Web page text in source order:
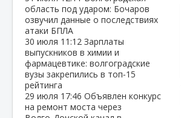
область под ударом: Бочаров
озвучил данные о последствиях
атаки БПЛА
30 июля 11:12 Зарплаты
выпускников в химии и
фармацевтике: волгоградские
вузы закрепились в топ‑15
рейтинга
29 июля 17:46 Объявлен конкурс
на ремонт моста через